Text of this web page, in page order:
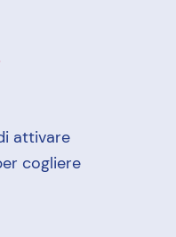
attivare
cogliere